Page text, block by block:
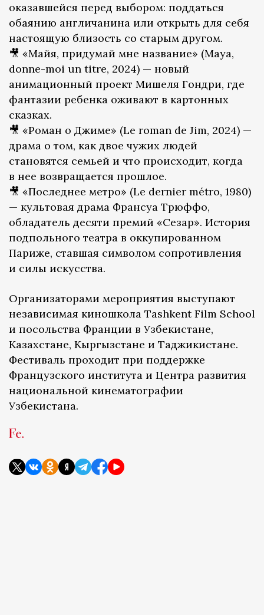
оказавшейся перед выбором: поддаться
обаянию англичанина или открыть для себя
настоящую близость со старым другом.
🎥 «Майя, придумай мне название» (Maya,
donne-moi un titre, 2024) — новый
анимационный проект Мишеля Гондри, где
фантазии ребенка оживают в картонных
сказках.
🎥 «Роман о Джиме» (Le roman de Jim, 2024) —
драма о том, как двое чужих людей
становятся семьей и что происходит, когда
в нее возвращается прошлое.
🎥 «Последнее метро» (Le dernier métro, 1980)
— культовая драма Франсуа Трюффо,
обладатель десяти премий «Сезар». История
подпольного театра в оккупированном
Париже, ставшая символом сопротивления
и силы искусства.
Организаторами мероприятия выступают
независимая киношкола Tashkent Film School
и посольства Франции в Узбекистане,
Казахстане, Кыргызстане и Таджикистане.
Фестиваль проходит при поддержке
Французского института и Центра развития
национальной кинематографии
Узбекистана.